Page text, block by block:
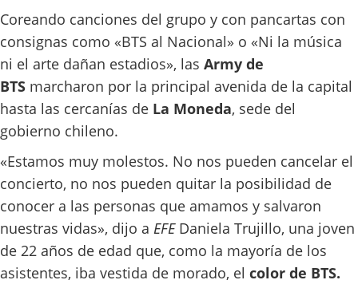
Coreando canciones del grupo y con pancartas con
consignas como «BTS al Nacional» o «Ni la música
ni el arte dañan estadios», las Army de
BTS marcharon por la principal avenida de la capital
hasta las cercanías de La Moneda, sede del
gobierno chileno.
«Estamos muy molestos. No nos pueden cancelar el
concierto, no nos pueden quitar la posibilidad de
conocer a las personas que amamos y salvaron
nuestras vidas», dijo a EFEDaniela Trujillo, una joven
de 22 años de edad que, como la mayoría de los
asistentes, iba vestida de morado, el color de BTS.